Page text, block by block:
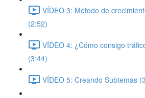
VÍDEO 3: Método de
(2:52)
VÍDEO 4: ¿Cómo consigo
(3:44)
VÍDEO 5: Creando Subtemas